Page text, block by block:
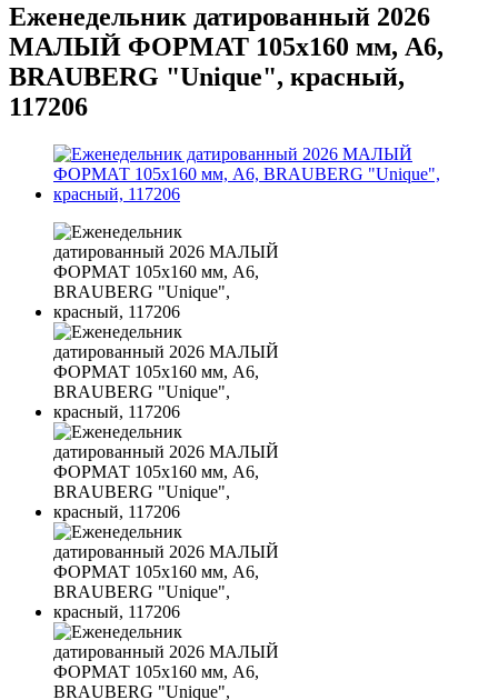
Еженедельник датированный 2026
МАЛЫЙ ФОРМАТ 105х160 мм, А6,
BRAUBERG "Unique", красный,
117206